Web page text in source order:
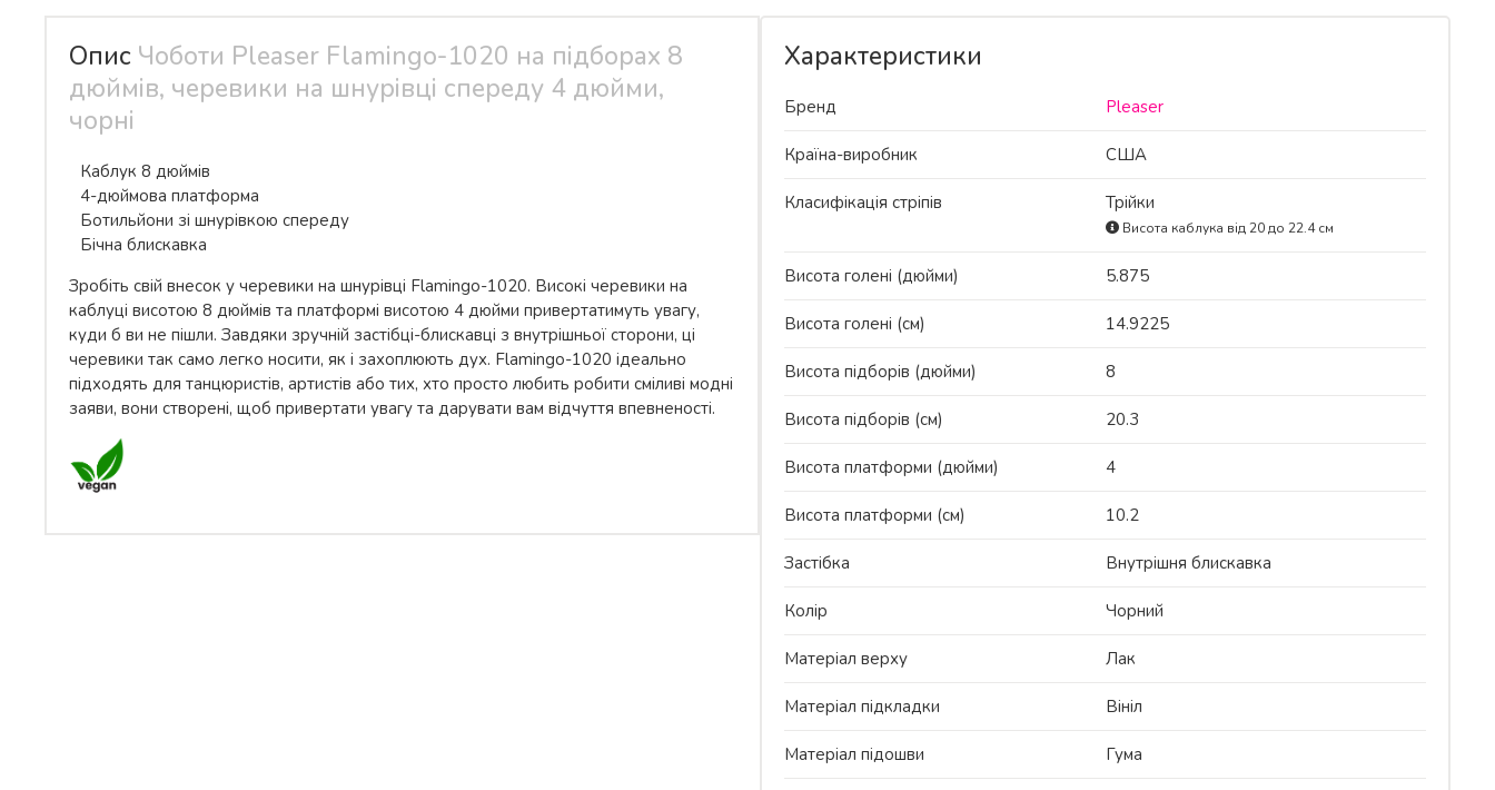
Опис Чоботи Pleaser Flamingo-1020 на підборах 8
дюймів, черевики на шнурівці спереду 4 дюйми,
чорні
Каблук 8 дюймів
4-дюймова платформа
Ботильйони зі шнурівкою спереду
Бічна блискавка
Зробіть свій внесок у черевики на шнурівці Flamingo-1020. Високі черевики на
каблуці висотою 8 дюймів та платформі висотою 4 дюйми привертатимуть увагу,
куди б ви не пішли. Завдяки зручній застібці-блискавці з внутрішньої сторони, ці
черевики так само легко носити, як і захоплюють дух. Flamingo-1020 ідеально
підходять для танцюристів, артистів або тих, хто просто любить робити сміливі модні
заяви, вони створені, щоб привертати увагу та дарувати вам відчуття впевненості.
Характеристики
Бренд Pleaser
Країна-виробник США
Класифікація стріпів Трійки
Висота каблука від 20 до 22.4 см
Висота голені (дюйми) 5.875
Висота голені (см) 14.9225
Висота підборів (дюйми) 8
Висота підборів (см) 20.3
Висота платформи (дюйми) 4
Висота платформи (см) 10.2
Застібка Внутрішня блискавка
Колір Чорний
Матеріал верху Лак
Матеріал підкладки Вініл
Матеріал підошви Гума